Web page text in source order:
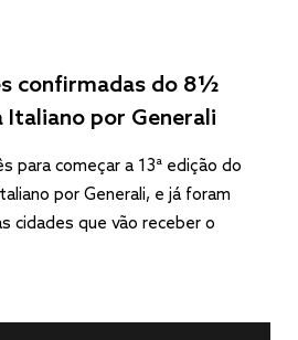
confirmadas do 8½
Italiano por Generali
para começar a 13ª edição do
por Generali, e já foram
cidades que vão receber o